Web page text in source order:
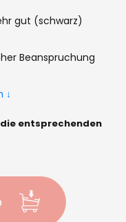
gut (schwarz)
Beanspruchung
↓
entsprechenden